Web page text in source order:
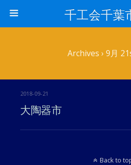
千工会千葉
Archives › 9月
2018-09-21
大陶器市
Back to